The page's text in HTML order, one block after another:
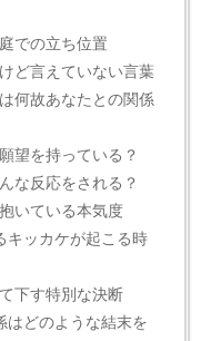
での立ち位置
ど言えていない言葉
何故あなたとの関係
望を持っている？
な反応をされる？
いている本気度
キッカケが起こる時
下す特別な決断
はどのような結末を